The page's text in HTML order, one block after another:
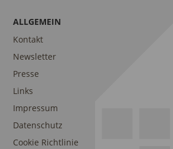
ALLGEMEIN
Kontakt
Newsletter
Presse
Links
Impressum
Datenschutz
Cookie Richtlinie